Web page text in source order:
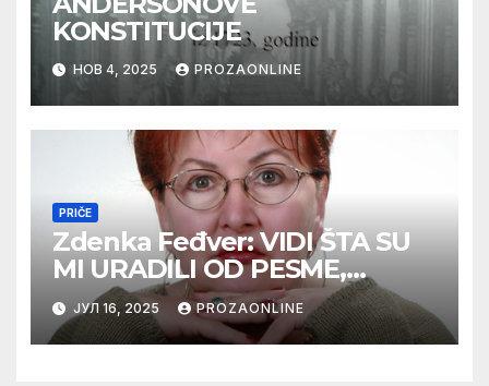
KONSTITUCIJE
НОВ 4, 2025 PROZAONLINE
PRIČE
Zdenka Feđver: VIDI ŠTA SU
MI URADILI OD PESME,
MAMA*
ЈУЛ 16, 2025 PROZAONLINE